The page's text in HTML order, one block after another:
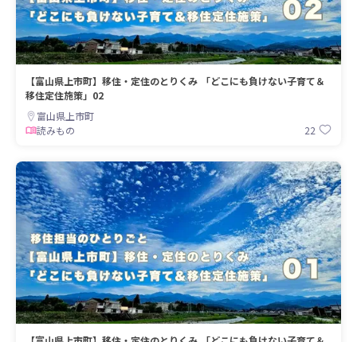
【富山県上市町】移住・定住のとりくみ 「どこにも負けない子育て＆
移住定住施策」02
富山県上市町
読みもの
22